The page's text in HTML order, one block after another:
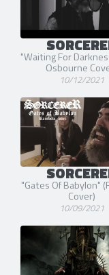
"Waiting For
Osbourne
10/12/2021
"Gates Of Babylon"
Cover)
10/09/2021